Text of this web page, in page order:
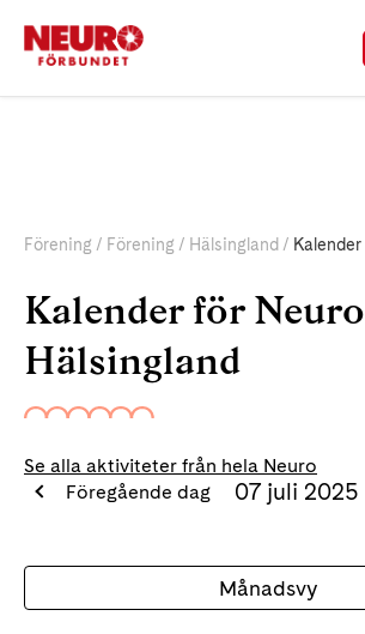
Förening Förening Hälsingland Kalender
Kalender för Neuro
Hälsingland
Se alla aktiviteter från hela Neuro
Föregående dag
07 juli 2025
Månadsvy